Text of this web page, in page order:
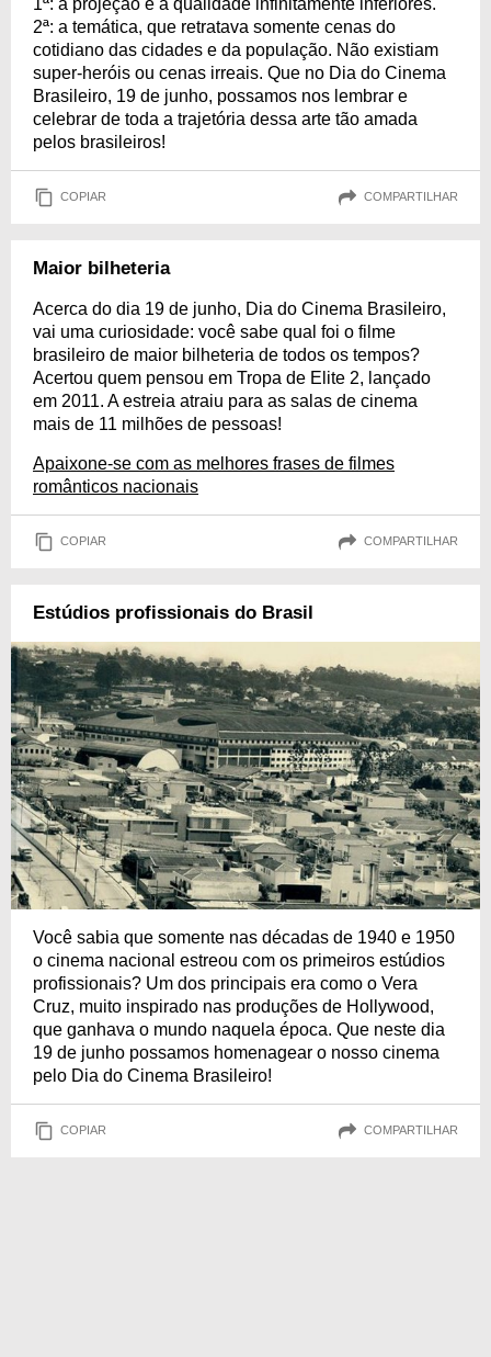
2ª: a temática, que retratava somente cenas do
cotidiano das cidades e da população. Não existiam
super-heróis ou cenas irreais. Que no Dia do Cinema
Brasileiro, 19 de junho, possamos nos lembrar e
celebrar de toda a trajetória dessa arte tão amada
pelos brasileiros!
COPIAR COMPARTILHAR
Maior bilheteria
Acerca do dia 19 de junho, Dia do Cinema Brasileiro,
vai uma curiosidade: você sabe qual foi o filme
brasileiro de maior bilheteria de todos os tempos?
Acertou quem pensou em Tropa de Elite 2, lançado
em 2011. A estreia atraiu para as salas de cinema
mais de 11 milhões de pessoas!
Apaixone-se com as melhores frases de filmes
românticos nacionais
COPIAR COMPARTILHAR
Estúdios profissionais do Brasil
Você sabia que somente nas décadas de 1940 e 1950
o cinema nacional estreou com os primeiros estúdios
profissionais? Um dos principais era como o Vera
Cruz, muito inspirado nas produções de Hollywood,
que ganhava o mundo naquela época. Que neste dia
19 de junho possamos homenagear o nosso cinema
pelo Dia do Cinema Brasileiro!
COPIAR COMPARTILHAR